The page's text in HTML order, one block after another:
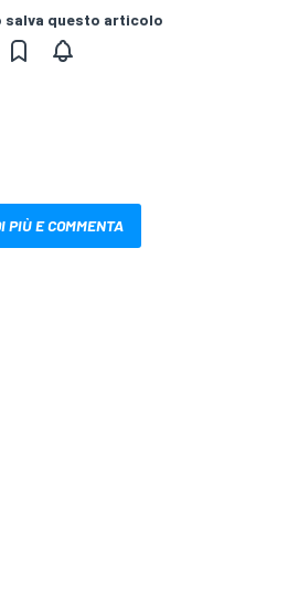
salva questo articolo
PIÙ E COMMENTA